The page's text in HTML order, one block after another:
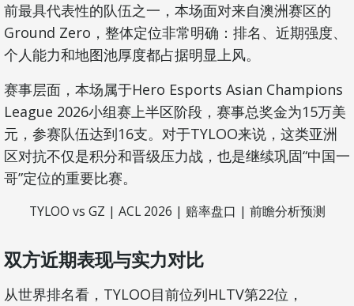
前最具代表性的队伍之一，本场面对来自澳洲赛区的
Ground Zero，整体定位非常明确：排名、近期强度、
个人能力和地图池厚度都占据明显上风。
赛事层面，本场属于Hero Esports Asian Champions
League 2026小组赛上半区阶段，赛事总奖金为15万美
元，参赛队伍达到16支。对于TYLOO来说，这类亚洲
区对抗不仅是积分和晋级压力战，也是继续巩固“中国一
哥”定位的重要比赛。
TYLOO vs GZ | ACL 2026 | 赔率盘口 | 前瞻分析预测
双方近期表现与实力对比
从世界排名看，TYLOO目前位列HLTV第22位，